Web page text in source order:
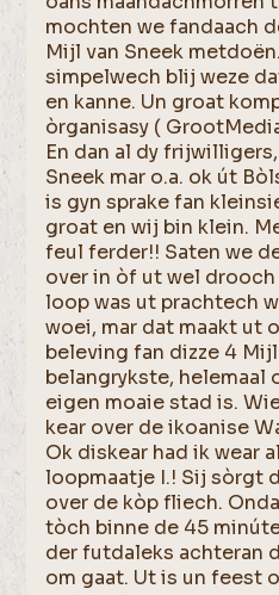
mochten we fandaach
Mijl van Sneek
simpelwech blij weze
en kanne. Un groat
òrganisasy (
En dan al dy
Sneek mar o.a. ok út
is gyn sprake fan
groat en wij bin klein.
feul ferder!! Saten we
over in òf ut wel
loop was ut prachtech
woei, mar dat maakt ut
beleving fan dizze 4
belangrykste, helemaal
eigen moaie stad is.
kear over de ikoanise
Ok diskear had ik wear
loopmaatje I.! Sij sòrgt
over de kòp fliech.
tòch binne de 45
der futdaleks achteran
om gaat. Ut is un feest